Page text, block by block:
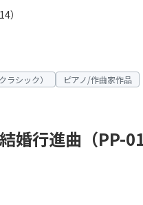
）
ラシック） ピアノ/作曲家作品
婚行進曲（PP-